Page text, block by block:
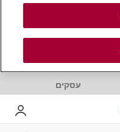
עסקים
LG שלי